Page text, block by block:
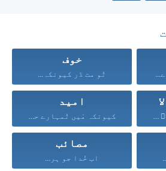
خوف
تُو مت ڈر کیونکہ...
ہمارے خُداوند یِسُوعؔ مسِیح...
امید
کیونکہ مَیں تُمہارے حق...
مصائب
اب خُدا جو ہر...